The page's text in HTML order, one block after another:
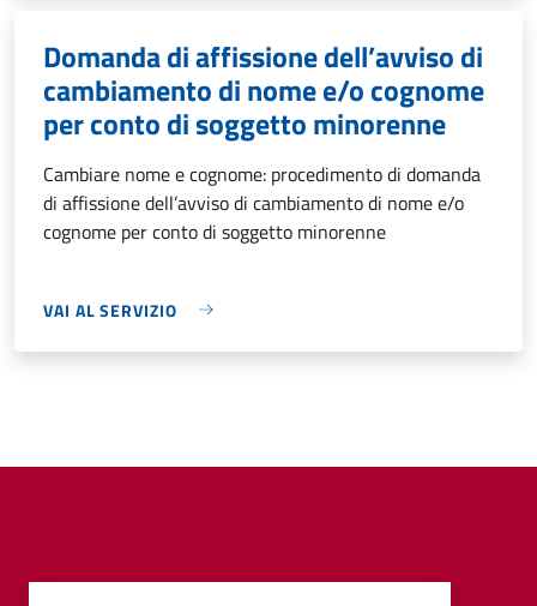
Domanda di affissione dell’avviso di
cambiamento di nome e/o cognome
per conto di soggetto minorenne
Cambiare nome e cognome: procedimento di domanda
di affissione dell’avviso di cambiamento di nome e/o
cognome per conto di soggetto minorenne
VAI AL SERVIZIO